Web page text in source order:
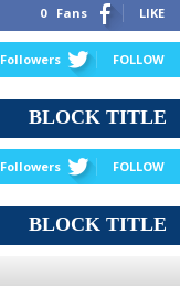
0 Fans LIKE
Followers FOLLOW
BLOCK TITLE
Followers FOLLOW
BLOCK TITLE